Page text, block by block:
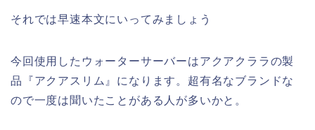
それでは早速本文にいってみましょう
今回使用したウォーターサーバーはアクアクララの製
品『アクアスリム』になります。超有名なブランドな
ので一度は聞いたことがある人が多いかと。